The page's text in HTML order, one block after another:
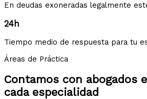
En deudas exoneradas legalmente
24h
Tiempo medio de respuesta para tu
Áreas de Práctica
Contamos con abogados
cada especialidad